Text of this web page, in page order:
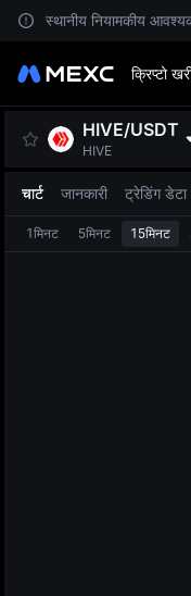
स्थानीय नियामकीय
क्रिप्टो
HIVE/USDT
HIVE
चार्ट जानकारी ट्रेडिंग डेटा
1मिनट 5मिनट 15मिनट